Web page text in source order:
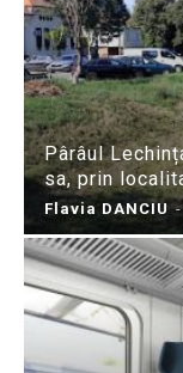
Pârâul
sa, prin
Flavia DANCIU -